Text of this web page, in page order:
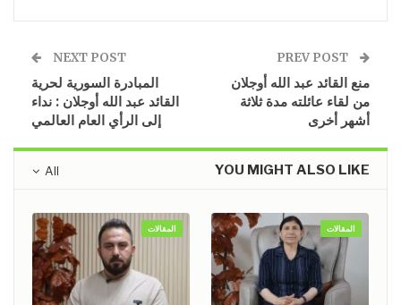
منع القائد عبد الله أوجلان
من لقاء عائلته مدة ثلاثة
أشهر أخرى
NEXT POST
المبادرة السورية لحرية
القائد عبد الله أوجلان : نداء
إلى الرأي العام العالمي
All YOU MIGHT ALSO LIKE
المقالات المقالات